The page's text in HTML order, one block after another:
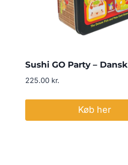
Sushi GO Party – Dansk
225.00 kr.
Køb her